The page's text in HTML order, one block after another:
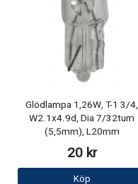
Glödlampa 1,26W, T-1 3/4,
W2.1x4.9d, Dia 7/32tum
(5,5mm), L20mm
20 kr
Köp